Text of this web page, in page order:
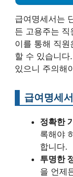
급여명세서는
든 고용주는
이를 통해 직원
할 수 있습니
있으니 주의해
급여명세
정확한
록해야
합니다.
투명한
을 언제